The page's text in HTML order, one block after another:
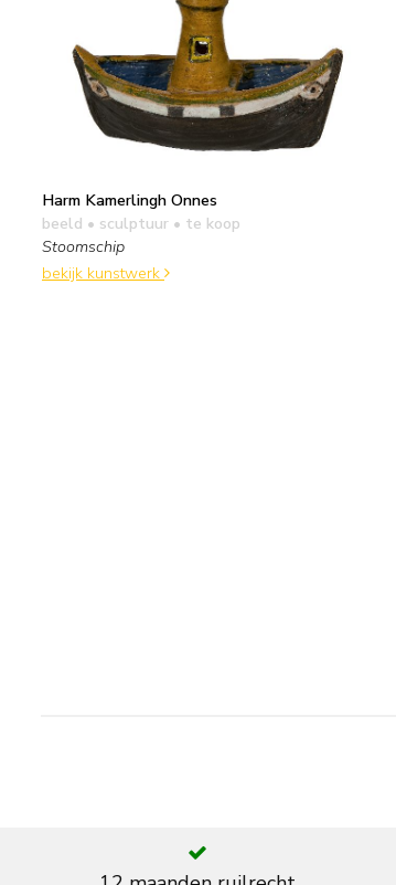
Harm Kamerlingh Onnes
beeld • sculptuur • te koop
Stoomschip
bekijk kunstwerk